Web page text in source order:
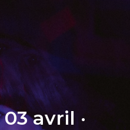
avril ·